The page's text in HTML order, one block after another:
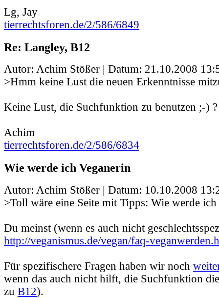
Lg, Jay
tierrechtsforen.de/2/586/6849
Re: Langley, B12
Autor: Achim Stößer | Datum: 21.10.2008
>Hmm keine Lust die neuen Erkenntnisse
Keine Lust, die Suchfunktion zu benutzen ;-) ?
Achim
tierrechtsforen.de/2/586/6834
Wie werde ich Veganerin
Autor: Achim Stößer | Datum: 10.10.2008
>Toll wäre eine Seite mit Tipps: Wie werde
Du meinst (wenn es auch nicht
http://veganismus.de/vegan/faq-
Für spezifischere Fragen haben wir noch
wenn das auch nicht hilft, die Suchfunktion
zu B12).